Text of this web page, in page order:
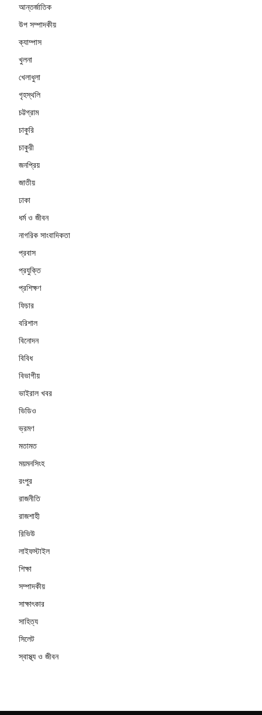
আন্তর্জাতিক
উপ সম্পাদকীয়
ক্যাম্পাস
খুলনা
খেলাধুলা
গৃহস্থলি
চট্টগ্রাম
চাকুরি
চাকুরী
জনপ্রিয়
জাতীয়
ঢাকা
ধর্ম ও জীবন
নাগরিক সাংবাদিকতা
প্রবাস
প্রযুক্তি
প্রশিক্ষণ
ফিচার
বরিশাল
বিনোদন
বিবিধ
বিভাগীয়
ভাইরাল খবর
ভিডিও
ভ্রমণ
মতামত
ময়মনসিংহ
রংপুর
রাজনীতি
রাজশাহী
রিভিউ
লাইফস্টাইল
শিক্ষা
সম্পাদকীয়
সাক্ষাৎকার
সাহিত্য
সিলেট
স্বাস্থ্য ও জীবন